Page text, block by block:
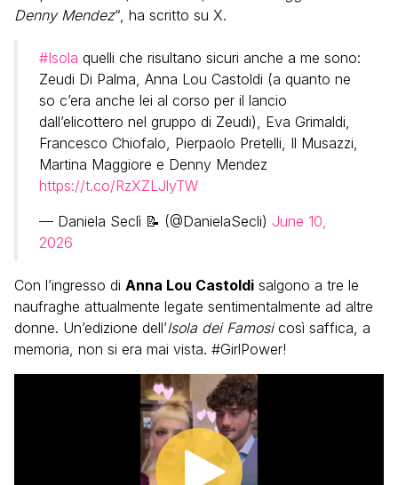
Denny Mendez“, ha scritto su X.
#Isola quelli che risultano sicuri anche a me sono:
Zeudi Di Palma, Anna Lou Castoldi (a quanto ne
so c’era anche lei al corso per il lancio
dall’elicottero nel gruppo di Zeudi), Eva Grimaldi,
Francesco Chiofalo, Pierpaolo Pretelli, Il Musazzi,
Martina Maggiore e Denny Mendez
https://t.co/RzXZLJlyTW
— Daniela Seclì 📝 (@DanielaSecli) June 10,
2026
Con l’ingresso di Anna Lou Castoldi salgono a tre le
naufraghe attualmente legate sentimentalmente ad altre
donne. Un’edizione dell’Isola dei Famosicosì saffica, a
memoria, non si era mai vista. #GirlPower!